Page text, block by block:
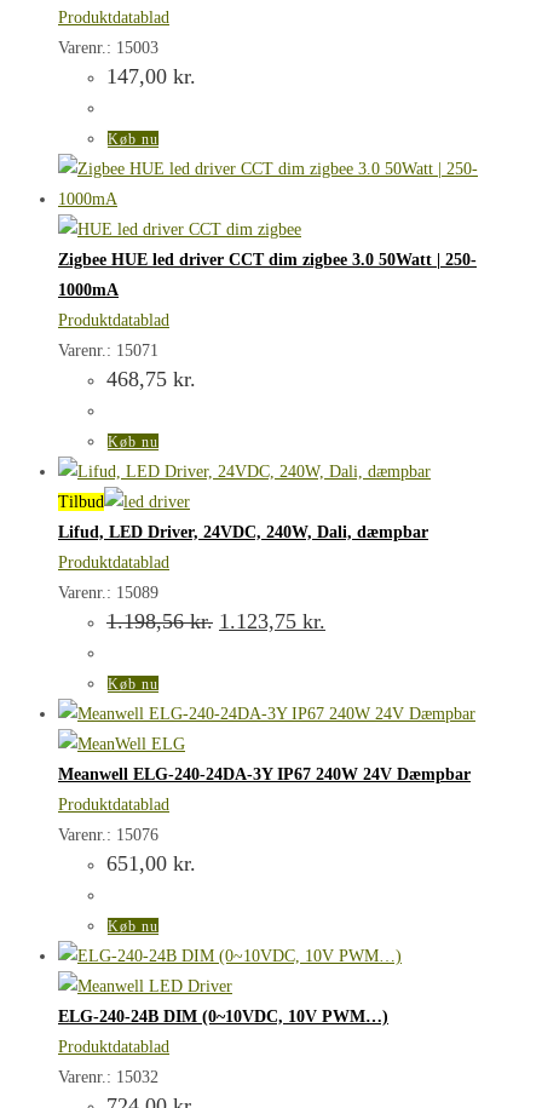
Produktdatablad
Varenr.: 15003
147,00 kr.
Køb nu
Zigbee HUE led driver CCT dim zigbee 3.0 50Watt | 250-
1000mA
Produktdatablad
Varenr.: 15071
468,75 kr.
Køb nu
Tilbud
Lifud, LED Driver, 24VDC, 240W, Dali, dæmpbar
Produktdatablad
Varenr.: 15089
1.198,56kr. Den
oprindelige
1.198,56 kr..
1.123,75 kr.
aktuelle
1.123,75 kr..
Køb nu
Meanwell ELG-240-24DA-3Y IP67 240W 24V Dæmpbar
Produktdatablad
Varenr.: 15076
651,00 kr.
Køb nu
ELG-240-24B DIM (0~10VDC, 10V PWM…)
Produktdatablad
Varenr.: 15032